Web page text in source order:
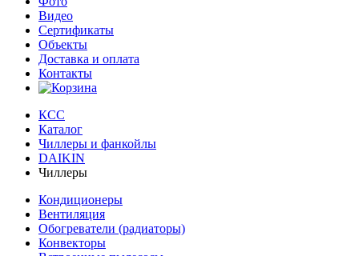
Видео
Сертификаты
Объекты
Доставка и оплата
Контакты
КСС
Каталог
Чиллеры и фанкойлы
DAIKIN
Чиллеры
Кондиционеры
Вентиляция
Обогреватели (радиаторы)
Конвекторы